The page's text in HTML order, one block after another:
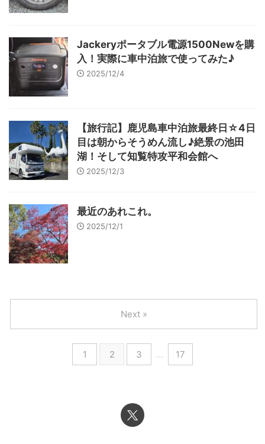
Jackeryポータブル電源1500Newを購
入！実際に車中泊旅で使ってみた♪
2025/12/4
【旅行記】鹿児島車中泊旅最終日☆4日
目は朝からそうめん流し♪絶景の池田
湖！そして知覧特攻平和会館へ
2025/12/3
最近のあれこれ。
2025/12/1
1 2 3 … 17
Next »